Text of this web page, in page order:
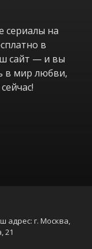
сериалы на
в
сайт — и вы
в мир любви,
адрес: г. Москва,
21